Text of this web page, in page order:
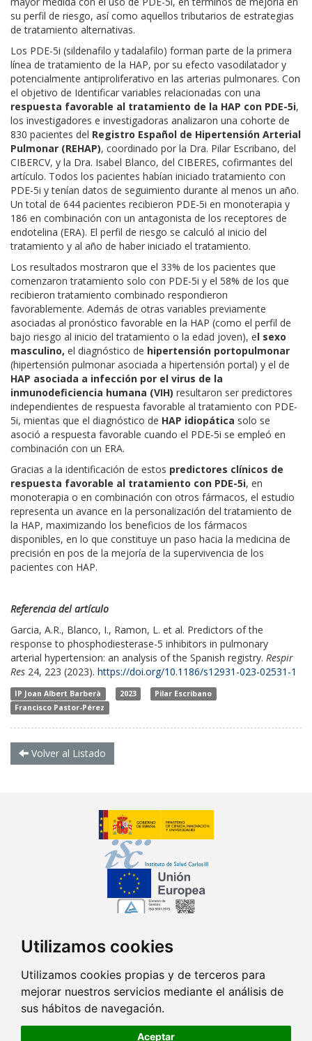
Utilizamos cookies
Utilizamos cookies propias y de terceros para
mejorar nuestros servicios mediante el análisis de
sus hábitos de navegación.
Aceptar
su perfil de riesgo, así como aquellos tributarios de estrategias
de tratamiento alternativas.
Los PDE-5i (sildenafilo y tadalafilo) forman parte de la primera
línea de tratamiento de la HAP, por su efecto vasodilatador y
potencialmente antiproliferativo en las arterias pulmonares. Con
el objetivo de Identificar variables relacionadas con una
respuesta favorable al tratamiento de la HAP con PDE-5i,
los investigadores e investigadoras analizaron una cohorte de
830 pacientes del Registro Español de Hipertensión Arterial
Pulmonar (REHAP), coordinado por la Dra. Pilar Escribano, del
CIBERCV, y la Dra. Isabel Blanco, del CIBERES, cofirmantes del
artículo. Todos los pacientes habían iniciado tratamiento con
PDE-5i y tenían datos de seguimiento durante al menos un año.
Un total de 644 pacientes recibieron PDE-5i en monoterapia y
186 en combinación con un antagonista de los receptores de
endotelina (ERA). El perfil de riesgo se calculó al inicio del
tratamiento y al año de haber iniciado el tratamiento.
Los resultados mostraron que el 33% de los pacientes que
comenzaron tratamiento solo con PDE-5i y el 58% de los que
recibieron tratamiento combinado respondieron
favorablemente. Además de otras variables previamente
asociadas al pronóstico favorable en la HAP (como el perfil de
bajo riesgo al inicio del tratamiento o la edad joven), el sexo
masculino, el diagnóstico de hipertensión portopulmonar
(hipertensión pulmonar asociada a hipertensión portal) y el de
HAP asociada a infección por el virus de la
inmunodeficiencia humana (VIH) resultaron ser predictores
independientes de respuesta favorable al tratamiento con PDE-
5i, mientas que el diagnóstico de HAP idiopática solo se
asoció a respuesta favorable cuando el PDE-5i se empleó en
combinación con un ERA.
Gracias a la identificación de estos predictores clínicos de
respuesta favorable al tratamiento con PDE-5i, en
monoterapia o en combinación con otros fármacos, el estudio
representa un avance en la personalización del tratamiento de
la HAP, maximizando los beneficios de los fármacos
disponibles, en lo que constituye un paso hacia la medicina de
precisión en pos de la mejoría de la supervivencia de los
pacientes con HAP.
Referencia del artículo
Garcia, A.R., Blanco, I., Ramon, L. et al. Predictors of the
response to phosphodiesterase-5 inhibitors in pulmonary
arterial hypertension: an analysis of the Spanish registry. Respir
Res 24, 223 (2023). https://doi.org/10.1186/s12931-023-02531-1
IP Joan Albert Barberà 2023
Pilar Escribano
Francisco Pastor-Pérez
Volver al Listado
Síguenos en...
Contacto
Av. Monforte de Lemos, 3-5. Pabellón 11. Planta 0 28029 Madrid